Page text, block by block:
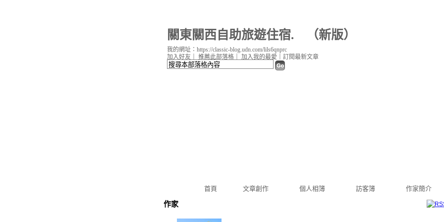
關東關西自助旅遊住宿. （新版）
首頁 文章創作 個人相簿 訪客簿 作家簡介
加入好友 推薦此部落格 加入我的最愛 訂閱最新文章
我的網址：https://classic-blog.udn.com/lils6qnprc
作家